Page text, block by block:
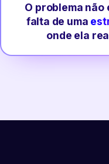
O problema não
falta de uma
onde ela